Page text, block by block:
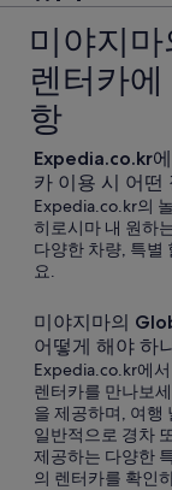
미야지
렌터카
항
Expedia.co.kr
카 이용 시 어떤
Expedia.co.kr의
히로시마 내 원하
다양한 차량, 특별
요.
미야지마의
어떻게 해야 하
Expedia.co.kr에
렌터카를 만나보
을 제공하며, 여행
일반적으로 경차
제공하는 다양한
의 렌터카를 확인